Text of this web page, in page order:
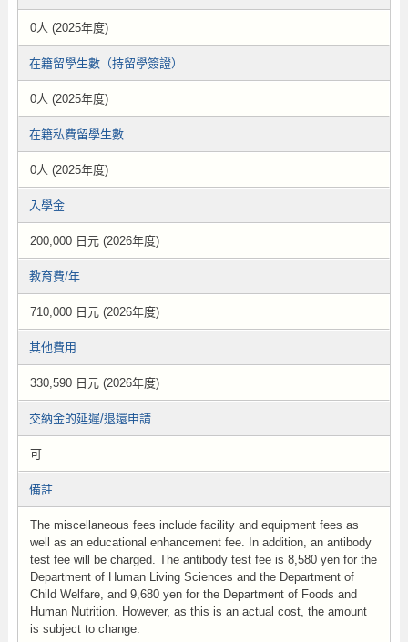
0人 (2025年度)
在籍留學生數（持留學簽證）
0人 (2025年度)
在籍私費留學生數
0人 (2025年度)
入學金
200,000 日元 (2026年度)
教育費/年
710,000 日元 (2026年度)
其他費用
330,590 日元 (2026年度)
交納金的延遲/退還申請
可
備註
The miscellaneous fees include facility and equipment fees as
well as an educational enhancement fee. In addition, an antibody
test fee will be charged. The antibody test fee is 8,580 yen for the
Department of Human Living Sciences and the Department of
Child Welfare, and 9,680 yen for the Department of Foods and
Human Nutrition. However, as this is an actual cost, the amount
is subject to change.